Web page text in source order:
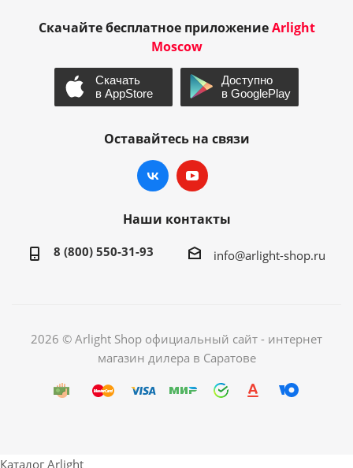
Скачайте бесплатное приложениеArlight
Moscow
Оставайтесь на связи
Наши контакты
8 (800) 550-31-93 info@arlight-shop.ru
2026 © Arlight Shop официальный сайт - интернет
магазин дилера в Саратове
Каталог Arlight